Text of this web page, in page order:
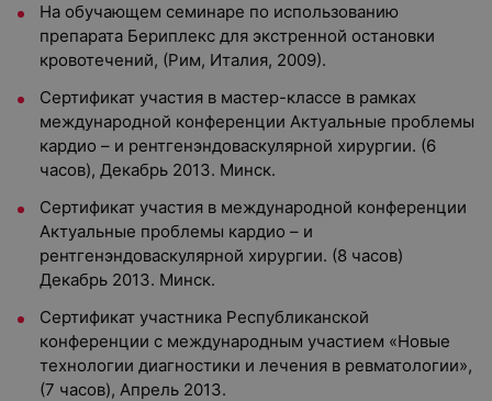
На обучающем семинаре по использованию
препарата Бериплекс для экстренной остановки
кровотечений, (Рим, Италия, 2009).
Сертификат участия в мастер-классе в рамках
международной конференции Актуальные проблемы
кардио – и рентгенэндоваскулярной хирургии. (6
часов), Декабрь 2013. Минск.
Сертификат участия в международной конференции
Актуальные проблемы кардио – и
рентгенэндоваскулярной хирургии. (8 часов)
Декабрь 2013. Минск.
Сертификат участника Республиканской
конференции с международным участием «Новые
технологии диагностики и лечения в ревматологии»,
(7 часов), Апрель 2013.